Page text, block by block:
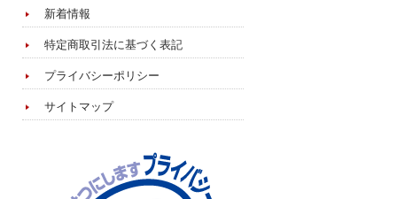
新着情報
特定商取引法に基づく表記
プライバシーポリシー
サイトマップ